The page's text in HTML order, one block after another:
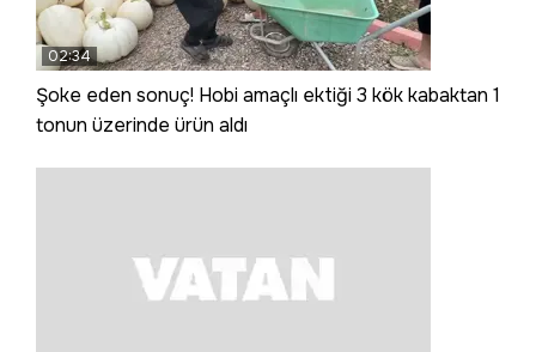
02:34
Şoke eden sonuç! Hobi amaçlı ektiği 3 kök kabaktan 1
tonun üzerinde ürün aldı